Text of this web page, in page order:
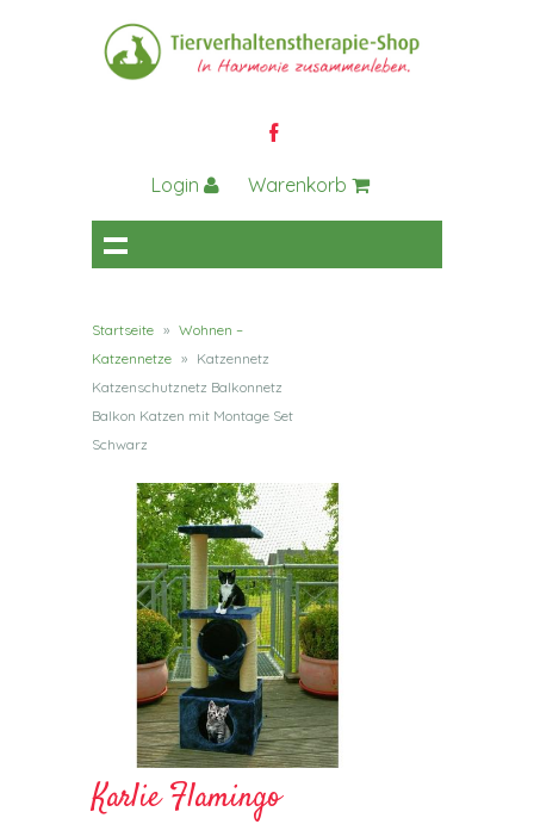
Login Warenkorb
Startseite » Wohnen –
Katzennetze » Katzennetz
Katzenschutznetz Balkonnetz
Balkon Katzen mit Montage Set
Schwarz
Karlie Flamingo